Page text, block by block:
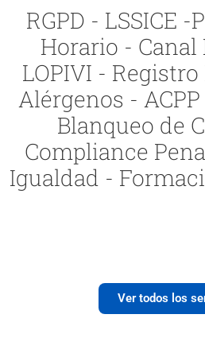
RGPD - LSSICE
Horario -
LOPIVI -
Alérgenos -
Blanqueo de
Compliance
Igualdad -
Ver todos los